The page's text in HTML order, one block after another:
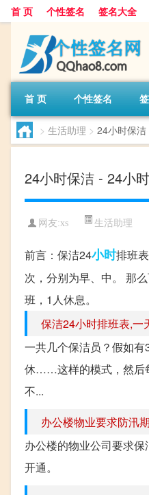
首 页 个性签名 签名大全
首 页 个性签名
> 生活助理 > 24小时保
24小时保洁 - 24小
网友:xs 生活助理
前言：保洁24小时排班
次，分别为早、中。 那
班，1人休息。
保洁24小时排班表,一
一共几个保洁员？假如
休……这样的模式，然后
不...
办公楼物业要求防汛
办公楼的物业公司要求
开通。